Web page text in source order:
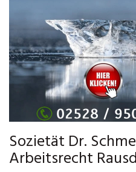
Sozietät Dr.
Arbeitsrecht